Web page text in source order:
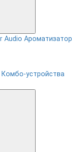
Ароматизатор
Комбо-устройства